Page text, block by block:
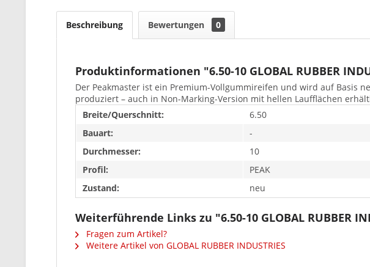
Beschreibung Bewertungen 0
Produktinformationen "6.50-10 GLOBAL RUBBER
Der Peakmaster ist ein Premium-Vollgummireifen und wird auf Basis
produziert – auch in Non-Marking-Version mit hellen Laufflächen
Breite/Querschnitt:
6.50
Bauart:
-
Durchmesser:
10
Profil:
PEAK
Zustand:
neu
Weiterführende Links zu "6.50-10 GLOBAL RUBBER
Fragen zum Artikel?
Weitere Artikel von GLOBAL RUBBER INDUSTRIES